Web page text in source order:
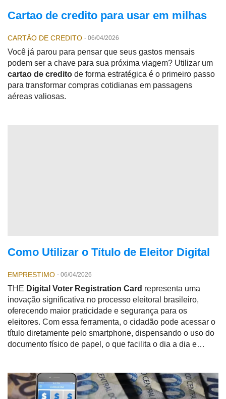
Cartao de credito para usar em milhas
CARTÃO DE CREDITO - 06/04/2026
Você já parou para pensar que seus gastos mensais
podem ser a chave para sua próxima viagem? Utilizar um
cartao de credito de forma estratégica é o primeiro passo
para transformar compras cotidianas em passagens
aéreas valiosas.
Como Utilizar o Título de Eleitor Digital
EMPRESTIMO - 06/04/2026
THE Digital Voter Registration Card representa uma
inovação significativa no processo eleitoral brasileiro,
oferecendo maior praticidade e segurança para os
eleitores. Com essa ferramenta, o cidadão pode acessar o
título diretamente pelo smartphone, dispensando o uso do
documento físico de papel, o que facilita o dia a dia e